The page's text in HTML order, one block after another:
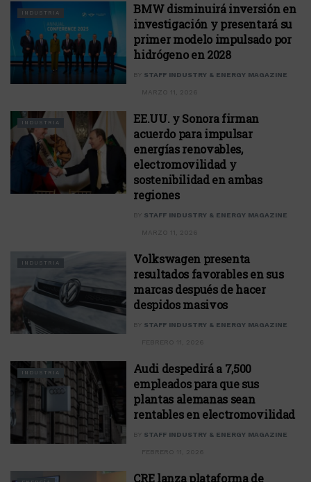
INDUSTRIA
BMW disminuirá inversión en
investigación y presentará su
primer modelo impulsado por
hidrógeno en 2028
BY STAFF INDUSTRY & ENERGY MAGAZINE
MARZO 11, 2026
INDUSTRIA
EE.UU. y Sonora firman
acuerdo para impulsar
energías renovables,
electromovilidad y
sostenibilidad en ambas
regiones
BY STAFF INDUSTRY & ENERGY MAGAZINE
MARZO 11, 2026
INDUSTRIA
Volkswagen presenta
resultados favorables en sus
marcas después de hacer
despidos masivos
BY STAFF INDUSTRY & ENERGY MAGAZINE
FEBRERO 11, 2026
INDUSTRIA
Audi despedirá a 7,500
empleados para que sus
plantas alemanas sean
rentables en electromovilidad
BY STAFF INDUSTRY & ENERGY MAGAZINE
FEBRERO 11, 2026
CRE lanza plataforma de